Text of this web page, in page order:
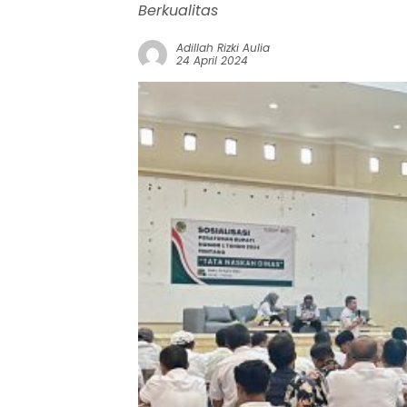
Berkualitas
Adillah Rizki Aulia
24 April 2024